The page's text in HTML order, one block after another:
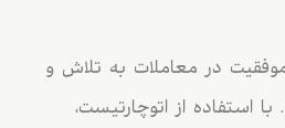
در معاملات به تلاش و
استفاده از اتوچارتیست،